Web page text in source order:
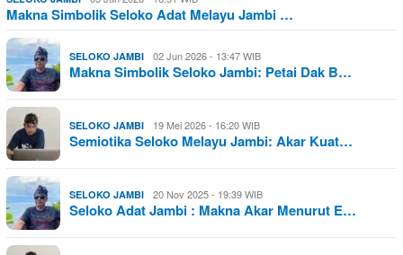
Makna Simbolik Seloko Adat Melayu Jambi …
SELOKO JAMBI 02 Jun 2026 - 13:47 WIB
Makna Simbolik Seloko Jambi: Petai Dak B…
SELOKO JAMBI 19 Mei 2026 - 16:20 WIB
Semiotika Seloko Melayu Jambi: Akar Kuat…
SELOKO JAMBI 20 Nov 2025 - 19:39 WIB
Seloko Adat Jambi : Makna Akar Menurut E…